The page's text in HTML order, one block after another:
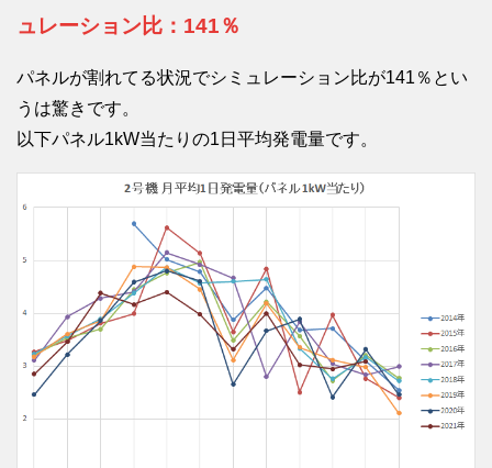
ュレーション比：141％
パネルが割れてる状況でシミュレーション比が141％とい
うは驚きです。
以下パネル1kW当たりの1日平均発電量です。